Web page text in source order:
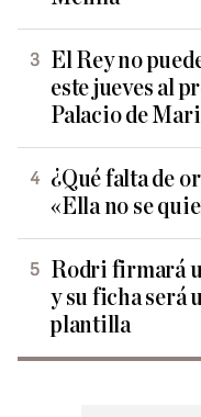
El Rey no
este jueves al
Palacio de
¿Qué falta de
«Ella no se
Rodri firmará
y su ficha será
plantilla